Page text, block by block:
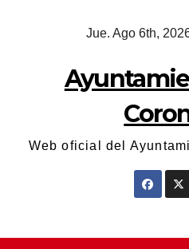
Jue. Ago 6th,
Web oficial del